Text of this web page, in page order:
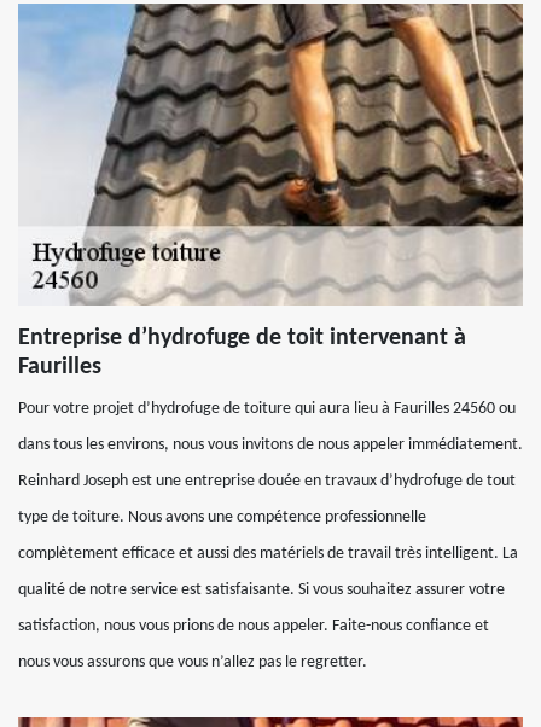
Entreprise d’hydrofuge de toit intervenant à
Faurilles
Pour votre projet d’hydrofuge de toiture qui aura lieu à Faurilles 24560 ou
dans tous les environs, nous vous invitons de nous appeler immédiatement.
Reinhard Joseph est une entreprise douée en travaux d’hydrofuge de tout
type de toiture. Nous avons une compétence professionnelle
complètement efficace et aussi des matériels de travail très intelligent. La
qualité de notre service est satisfaisante. Si vous souhaitez assurer votre
satisfaction, nous vous prions de nous appeler. Faite-nous confiance et
nous vous assurons que vous n’allez pas le regretter.